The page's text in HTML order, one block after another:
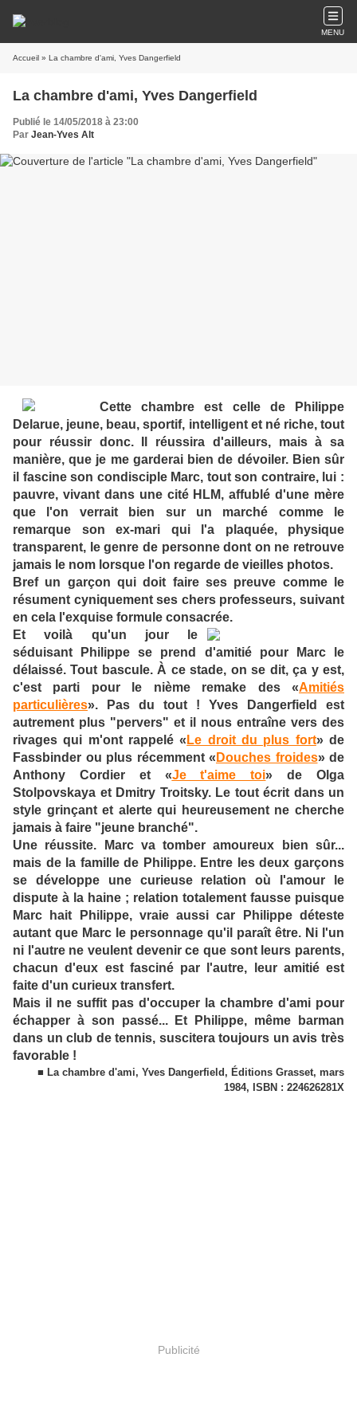
MENU
Accueil » La chambre d'ami, Yves Dangerfield
La chambre d'ami, Yves Dangerfield
Publié le 14/05/2018 à 23:00
Par Jean-Yves Alt
Cette chambre est celle de Philippe
Delarue, jeune, beau, sportif, intelligent et né riche, tout
pour réussir donc. Il réussira d'ailleurs, mais à sa
manière, que je me garderai bien de dévoiler. Bien sûr
il fascine son condisciple Marc, tout son contraire, lui :
pauvre, vivant dans une cité HLM, affublé d'une mère
que l'on verrait bien sur un marché comme le
remarque son ex-mari qui l'a plaquée, physique
transparent, le genre de personne dont on ne retrouve
jamais le nom lorsque l'on regarde de vieilles photos.
Bref un garçon qui doit faire ses preuve comme le
résument cyniquement ses chers professeurs, suivant
en cela l'exquise formule consacrée.
Et voilà qu'un jour le
séduisant Philippe se prend d'amitié pour Marc le
délaissé. Tout bascule. À ce stade, on se dit, ça y est,
c'est parti pour le nième remake des «Amitiés
particulières». Pas du tout ! Yves Dangerfield est
autrement plus "pervers" et il nous entraîne vers des
rivages qui m'ont rappelé « Le droit du plus fort» de
Fassbinder ou plus récemment « Douches froides» de
Anthony Cordier et «Je t'aime toi» de Olga
Stolpovskaya et Dmitry Troitsky. Le tout écrit dans un
style grinçant et alerte qui heureusement ne cherche
jamais à faire "jeune branché".
Une réussite. Marc va tomber amoureux bien sûr...
mais de la famille de Philippe. Entre les deux garçons
se développe une curieuse relation où l'amour le
dispute à la haine ; relation totalement fausse puisque
Marc hait Philippe, vraie aussi car Philippe déteste
autant que Marc le personnage qu'il paraît être. Ni l'un
ni l'autre ne veulent devenir ce que sont leurs parents,
chacun d'eux est fasciné par l'autre, leur amitié est
faite d'un curieux transfert.
Mais il ne suffit pas d'occuper la chambre d'ami pour
échapper à son passé... Et Philippe, même barman
dans un club de tennis, suscitera toujours un avis très
favorable !
■ La chambre d'ami, Yves Dangerfield, Éditions Grasset, mars
1984, ISBN : 224626281X
Publicité